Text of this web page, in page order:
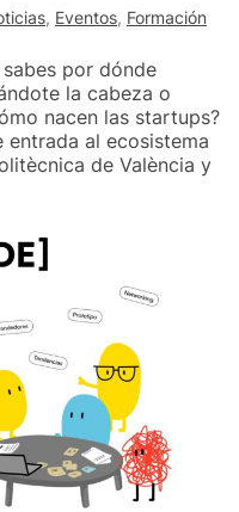
, Eventos, Formación
por dónde
la cabeza o
nacen las startups?
entrada al ecosistema
de València y